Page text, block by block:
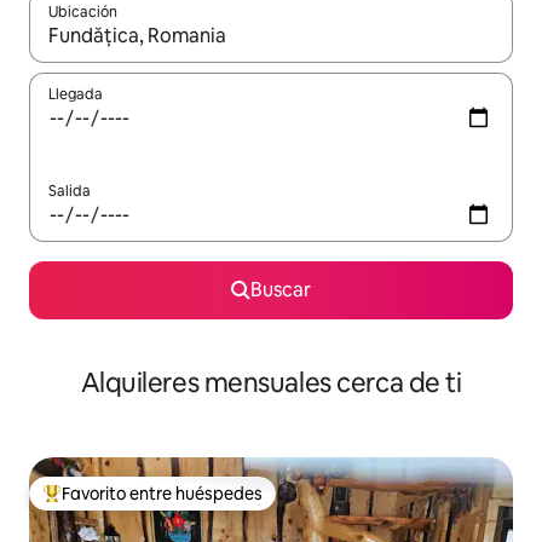
Ubicación
Cuando los resultados estén disponibles, navega con las
Llegada
Salida
Buscar
Alquileres mensuales cerca de ti
Favorito entre huéspedes preferido
Favorito entre huéspedes